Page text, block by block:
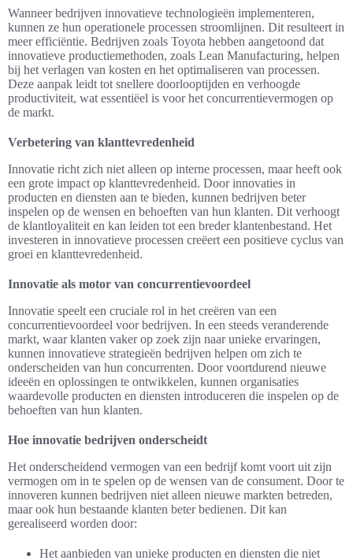
Wanneer bedrijven innovatieve technologieën implementeren,
kunnen ze hun operationele processen stroomlijnen. Dit resulteert in
meer efficiëntie. Bedrijven zoals Toyota hebben aangetoond dat
innovatieve productiemethoden, zoals Lean Manufacturing, helpen
bij het verlagen van kosten en het optimaliseren van processen.
Deze aanpak leidt tot snellere doorlooptijden en verhoogde
productiviteit, wat essentiëel is voor het concurrentievermogen op
de markt.
Verbetering van klanttevredenheid
Innovatie richt zich niet alleen op interne processen, maar heeft ook
een grote impact op klanttevredenheid. Door innovaties in
producten en diensten aan te bieden, kunnen bedrijven beter
inspelen op de wensen en behoeften van hun klanten. Dit verhoogt
de klantloyaliteit en kan leiden tot een breder klantenbestand. Het
investeren in innovatieve processen creëert een positieve cyclus van
groei en klanttevredenheid.
Innovatie als motor van concurrentievoordeel
Innovatie speelt een cruciale rol in het creëren van een
concurrentievoordeel voor bedrijven. In een steeds veranderende
markt, waar klanten vaker op zoek zijn naar unieke ervaringen,
kunnen innovatieve strategieën bedrijven helpen om zich te
onderscheiden van hun concurrenten. Door voortdurend nieuwe
ideeën en oplossingen te ontwikkelen, kunnen organisaties
waardevolle producten en diensten introduceren die inspelen op de
behoeften van hun klanten.
Hoe innovatie bedrijven onderscheidt
Het onderscheidend vermogen van een bedrijf komt voort uit zijn
vermogen om in te spelen op de wensen van de consument. Door te
innoveren kunnen bedrijven niet alleen nieuwe markten betreden,
maar ook hun bestaande klanten beter bedienen. Dit kan
gerealiseerd worden door:
Het aanbieden van unieke producten en diensten die niet